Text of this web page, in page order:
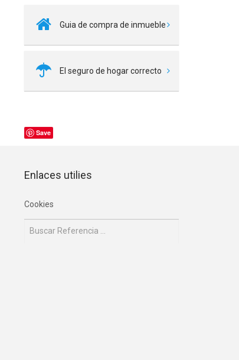
Guia de compra de inmueble
El seguro de hogar correcto
Save
Enlaces utilies
Cookies